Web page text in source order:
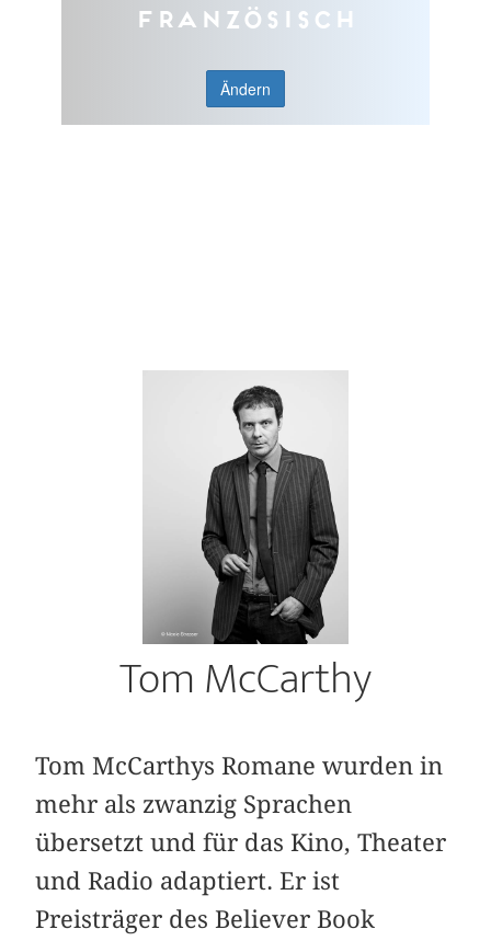
Französisch
Ändern
Tom McCarthy
Tom McCarthys Romane wurden in
mehr als zwanzig Sprachen
übersetzt und für das Kino, Theater
und Radio adaptiert. Er ist
Preisträger des Believer Book